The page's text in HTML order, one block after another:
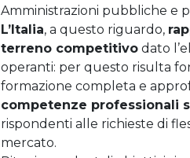
Amministrazioni pubbliche e
L’Italia, a questo riguardo,
terreno competitivo dato
operanti: per questo risulta
formazione completa e
competenze professionali
rispondenti alle richieste di
mercato.